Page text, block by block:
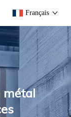
Français
métal